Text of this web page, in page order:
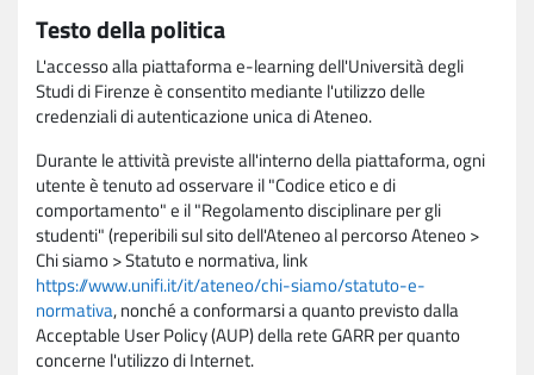
Testo della politica
L'accesso alla piattaforma e-learning dell'Università degli
Studi di Firenze è consentito mediante l'utilizzo delle
credenziali di autenticazione unica di Ateneo.
Durante le attività previste all'interno della piattaforma, ogni
utente è tenuto ad osservare il "Codice etico e di
comportamento" e il "Regolamento disciplinare per gli
studenti" (reperibili sul sito dell'Ateneo al percorso Ateneo >
Chi siamo > Statuto e normativa, link
https://www.unifi.it/it/ateneo/chi-siamo/statuto-e-
normativa, nonché a conformarsi a quanto previsto dalla
Acceptable User Policy (AUP) della rete GARR per quanto
concerne l'utilizzo di Internet.